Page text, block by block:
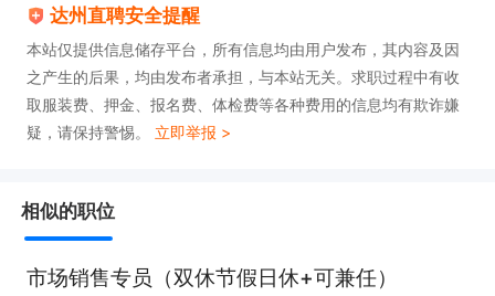
达州直聘安全提醒
本站仅提供信息储存平台，所有信息均由用户发布，其内容及因
之产生的后果，均由发布者承担，与本站无关。求职过程中有收
取服装费、押金、报名费、体检费等各种费用的信息均有欺诈嫌
疑，请保持警惕。 立即举报 >
相似的职位
市场销售专员（双休节假日休+可兼任）